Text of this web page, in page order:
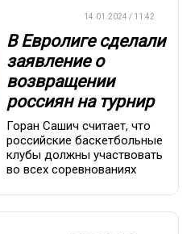
14.01.2024 / 11:42
В Евролиге сделали
заявление о
возвращении
россиян на турнир
Горан Сашич считает, что
российские баскетбольные
клубы должны участвовать
во всех соревнованиях